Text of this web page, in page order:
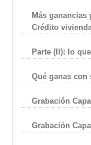
Más ganancias
Crédito
Parte (II): lo
Qué ganas con
Grabación
Grabación